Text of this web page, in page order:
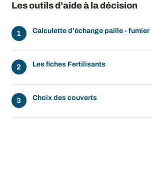
Les outils d’aide à la décision
Calculette d'échange paille - fumier
Les fiches Fertilisants
Choix des couverts